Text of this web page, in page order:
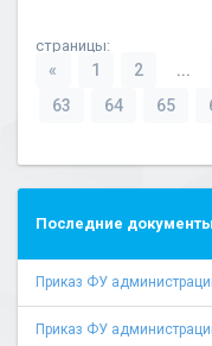
страницы:
« 1 2 ...
63
64 65
Последние документы
Приказ ФУ
Приказ ФУ